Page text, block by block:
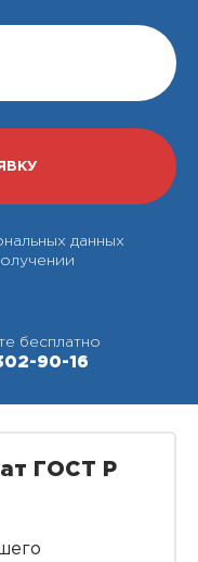
данных
бесплатно
90-16
ГОСТ Р